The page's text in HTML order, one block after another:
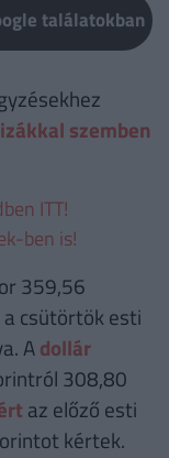
találatokban
szemben
ITT!
ben is!
359,56
csütörtök esti
Adollár
308,80
az előző esti
kértek.